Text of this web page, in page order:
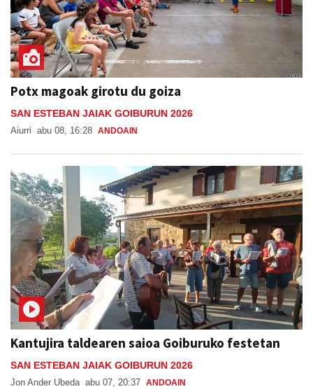
Potx magoak girotu du goiza
SAN ESTEBAN JAIAK GOIBURUN 2026
Aiurri abu 08, 16:28 ANDOAIN
Kantujira taldearen saioa Goiburuko festetan
SAN ESTEBAN JAIAK GOIBURUN 2026
Jon Ander Ubeda abu 07, 20:37 ANDOAIN